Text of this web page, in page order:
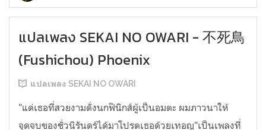
แปลเพลง SEKAI NO OWARI - 不死鳥
(Fushichou) Phoenix
แปลเพลง SEKAI NO OWARI
"แด่เธอที่สวยงามดั่งนกฟินิกส์ผู้เป็นอมตะ ผมภาวนาให้
จุดจบของชั่วนิรันดร์ได้มาโปรดเธอด้วยเทอญ"เป็นเพลงที่